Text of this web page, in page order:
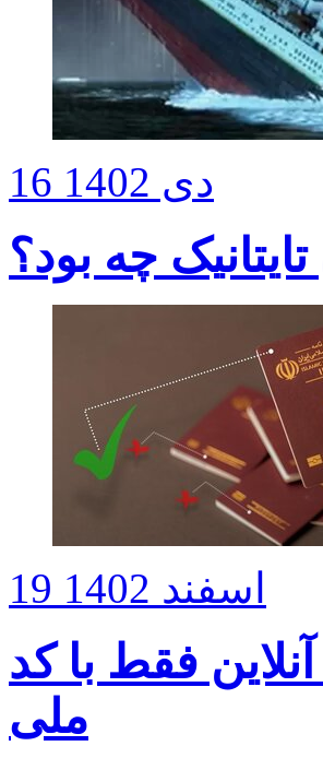
16 دی 1402
چه بود؟
19 اسفند 1402
فقط با کد
ملی